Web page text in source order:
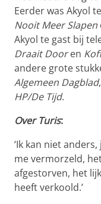
Eerder was Akyol
Nooit Meer Slapen
Akyol te gast bij
Draait Dooren
andere grote
Algemeen Dagblad,
HP/De Tijd.
Over Turis:
‘Ik kan niet
me vermorzeld,
afgestorven, het
heeft verkoold.’